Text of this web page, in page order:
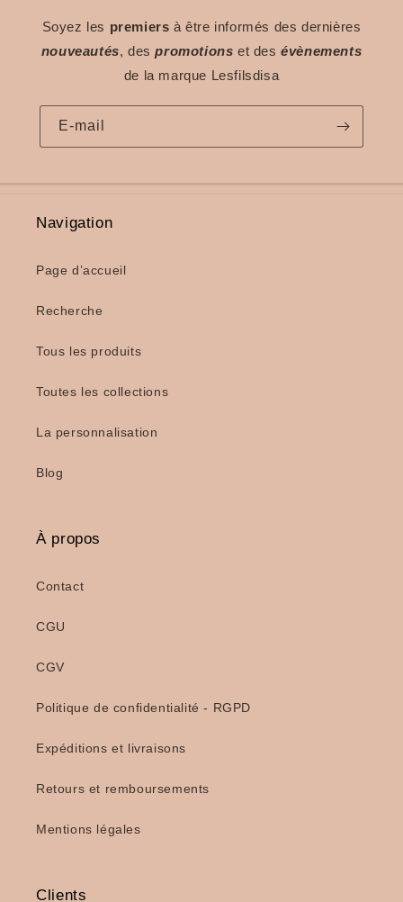
Soyez les premiers à être informés des dernières
nouveautés, despromotions et desévènements
de la marque Lesfilsdisa
E-mail
Navigation
Page d’accueil
Recherche
Tous les produits
Toutes les collections
La personnalisation
Blog
À propos
Contact
CGU
CGV
Politique de confidentialité - RGPD
Expéditions et livraisons
Retours et remboursements
Mentions légales
Clients